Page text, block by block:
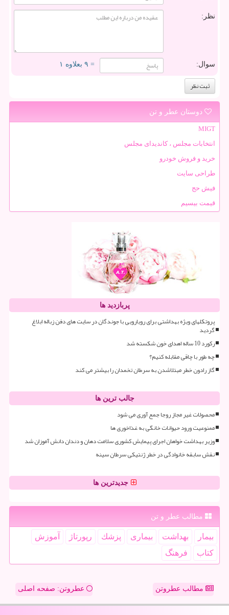
نظر:
سوال: = ۹ بعلاوه ۱
دوستان عطر و تن
MIGT
انتخابات مجلس ، کاندیدای مجلس
خرید و فروش خودرو
طراحی سایت
فیش حج
قیمت بیسیم
پربازدید ها
پروتکلهای ویژه بهداشتی برای رویارویی با جوندگان در سایت های دفن زباله ابلاغ
گردید
رکورد 10 ساله اهدای خون شکسته شد
چه طور با چاقی مقابله کنیم؟
گاز رادون خطر مبتلاشدن به سرطان تخمدان را بیشتر می کند
جالب ترین ها
محصولات غیر مجاز روجا جمع آوری می شود
ممنوعیت ورود حیوانات خانگی به غذاخوری ها
وزیر بهداشت خواهان اجرای پیمایش کشوری سلامت دهان و دندان دانش آموزان شد
نقش سابقه خانوادگی در خطر ژنتیکی سرطان سینه
جدیدترین ها
مطالب عطر و تن
بیمار بهداشت بیماری پزشك رپورتاژ
آموزش
كتاب
فرهنگ
مطالب عطروتن عطروتن: صفحه اصلی